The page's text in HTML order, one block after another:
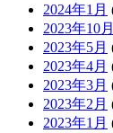
2024年1月
2023年10月
2023年5月
2023年4月
2023年3月
2023年2月
2023年1月